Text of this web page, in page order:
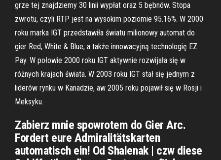
grze tej znajdziemy 30 linii wypłat oraz 5 bębnów. Stopa
zwrotu, czyli RTP jest na wysokim poziomie 95.16%. W 2000
roku marka IGT przedstawiła światu milionowy automat do
gier Red, White & Blue, a także innowacyjną technologię EZ
Pay. W połowie 2000 roku IGT aktywnie rozwijała się w
różnych krajach świata. W 2003 roku IGT stał się jednym z
liderów rynku w Kanadzie, aw 2005 roku pojawił się w Rosji i
Meksyku.
Zabierz mnie spowrotem do Gier Arc.
Fordert eure Admiralitätskarten
automatisch ein! Od Shalenak | czw diese